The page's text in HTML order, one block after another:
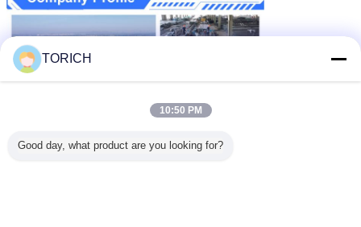
Group, een one-stop-dienstverlener van
grondstoffen, R&D en
TORICH
10:50 PM
Good day, what product are you looking for?